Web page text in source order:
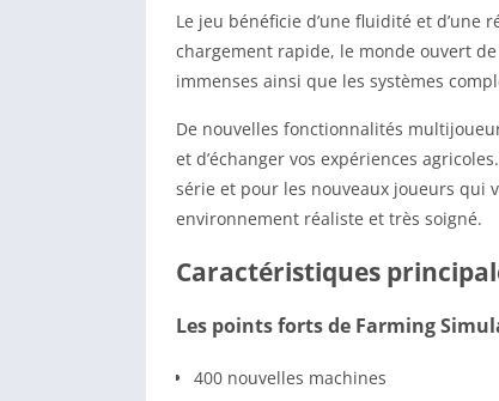
Le jeu bénéficie d’une fluidité et
chargement rapide, le monde ouvert
immenses ainsi que les systèmes
De nouvelles fonctionnalités
et d’échanger vos expériences
série et pour les nouveaux joueurs qui
environnement réaliste et très soigné.
Caractéristiques
Les points forts de Farming
400 nouvelles machines